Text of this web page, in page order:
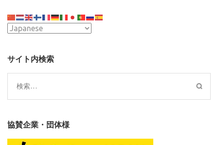
ョ
ン
サイト内検索
検
索:
協賛企業・団体様